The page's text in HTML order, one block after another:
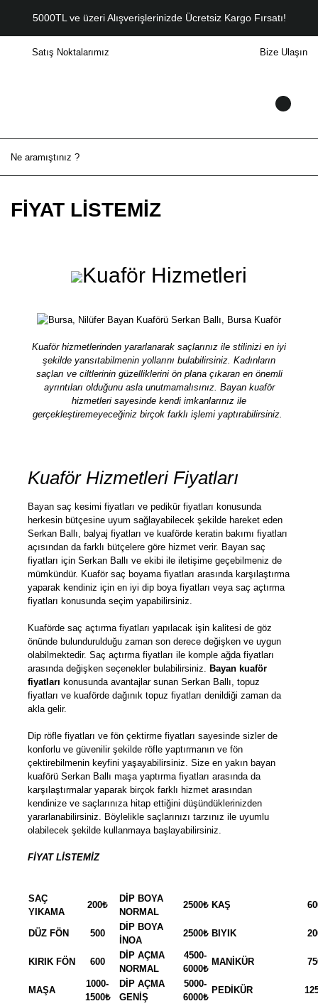
5000TL ve üzeri Alışverişlerinizde Ücretsiz Kargo Fırsatı!
Satış Noktalarımız Bize Ulaşın
FİYAT LİSTEMİZ
Kuaför Hizmetleri
Kuaför hizmetlerinden yararlanarak saçlarınız ile stilinizi en iyi
şekilde yansıtabilmenin yollarını bulabilirsiniz. Kadınların
saçları ve ciltlerinin güzelliklerini ön plana çıkaran en önemli
ayrıntıları olduğunu asla unutmamalısınız. Bayan kuaför
hizmetleri sayesinde kendi imkanlarınız ile
gerçekleştiremeyeceğiniz birçok farklı işlemi yaptırabilirsiniz.
Kuaför Hizmetleri Fiyatları
Bayan saç kesimi fiyatları ve pedikür fiyatları konusunda
herkesin bütçesine uyum sağlayabilecek şekilde hareket eden
Serkan Ballı, balyaj fiyatları ve kuaförde keratin bakımı fiyatları
açısından da farklı bütçelere göre hizmet verir. Bayan saç
fiyatları için Serkan Ballı ve ekibi ile iletişime geçebilmeniz de
mümkündür. Kuaför saç boyama fiyatları arasında karşılaştırma
yaparak kendiniz için en iyi dip boya fiyatları veya saç açtırma
fiyatları konusunda seçim yapabilirsiniz.
Kuaförde saç açtırma fiyatları yapılacak işin kalitesi de göz
önünde bulundurulduğu zaman son derece değişken ve uygun
olabilmektedir. Saç açtırma fiyatları ile komple ağda fiyatları
arasında değişken seçenekler bulabilirsiniz. Bayan kuaför
fiyatları konusunda avantajlar sunan Serkan Ballı, topuz
fiyatları ve kuaförde dağınık topuz fiyatları denildiği zaman da
akla gelir.
Dip röfle fiyatları ve fön çektirme fiyatları sayesinde sizler de
konforlu ve güvenilir şekilde röfle yaptırmanın ve fön
çektirebilmenin keyfini yaşayabilirsiniz. Size en yakın bayan
kuaförü Serkan Ballı maşa yaptırma fiyatları arasında da
karşılaştırmalar yaparak birçok farklı hizmet arasından
kendinize ve saçlarınıza hitap ettiğini düşündüklerinizden
yararlanabilirsiniz. Böylelikle saçlarınızı tarzınız ile uyumlu
olabilecek şekilde kullanmaya başlayabilirsiniz.
FİYAT LİSTEMİZ
SAÇ
YIKAMA
200₺
DİP BOYA
NORMAL
2500₺ KAŞ
DÜZ FÖN 500
DİP BOYA
İNOA
2500₺ BIYIK
KIRIK FÖN 600
DİP AÇMA
NORMAL
4500-
6000₺
MANİKÜR
MAŞA
1000-
1500₺
DİP AÇMA
GENİŞ
5000-
6000₺
PEDİKÜR